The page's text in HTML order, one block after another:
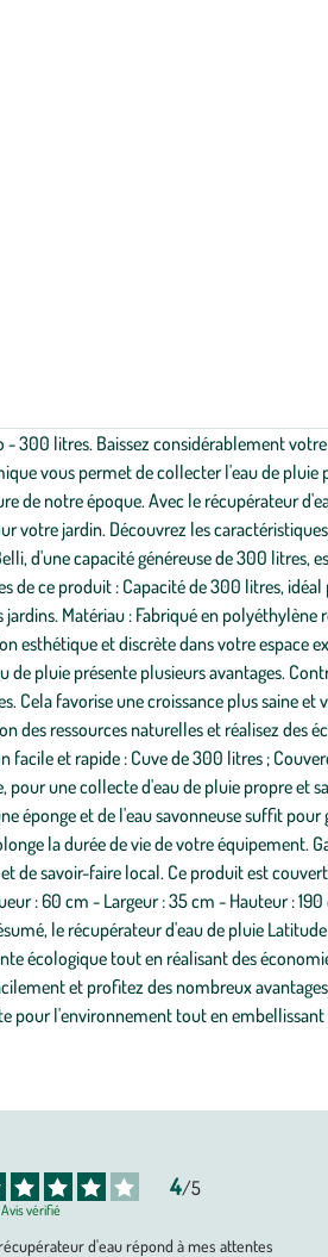
300 litres. Baissez considérablement
vous permet de collecter l'eau de
de notre époque. Avec le récupérateur
votre jardin. Découvrez les
d'une capacité généreuse de 300
ce produit : Capacité de 300 litres,
Matériau : Fabriqué en
et discrète dans votre espace
de pluie présente plusieurs avantages.
Cela favorise une croissance plus saine
ressources naturelles et réalisez des
et rapide : Cuve de 300 litres ;
une collecte d'eau de pluie propre et
éponge et de l'eau savonneuse suffit
la durée de vie de votre équipement.
de savoir-faire local. Ce produit est
: 60 cm - Largeur : 35 cm - Hauteur :
le récupérateur d'eau de pluie
écologique tout en réalisant des
et profitez des nombreux
pour l'environnement tout en embellissant
4/5
Avis vérifié
d'eau répond à mes attentes